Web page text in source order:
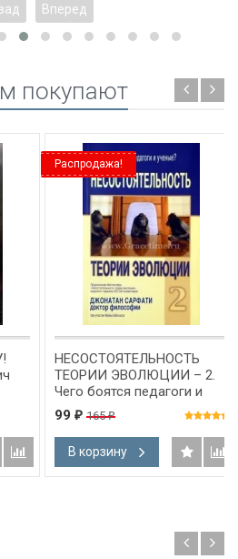
Вперед
покупают
Распродажа!
НЕСОСТОЯТЕЛЬНОСТЬ
ТЕОРИИ ЭВОЛЮЦИИ – 2.
Чего боятся педагоги и
ученые? Джонатан
Сарфати
99 ₽ 165₽
В корзину